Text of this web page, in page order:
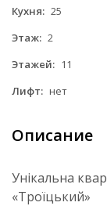
Кухня: 25
Этаж: 2
Этажей: 11
Лифт: нет
Описание
Унікальна
«Троїцький»